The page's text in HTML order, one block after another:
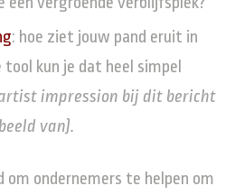
: hoe ziet jouw pand eruit in
kun je dat heel simpel
impression bij dit bericht
van).
ondernemers te helpen om